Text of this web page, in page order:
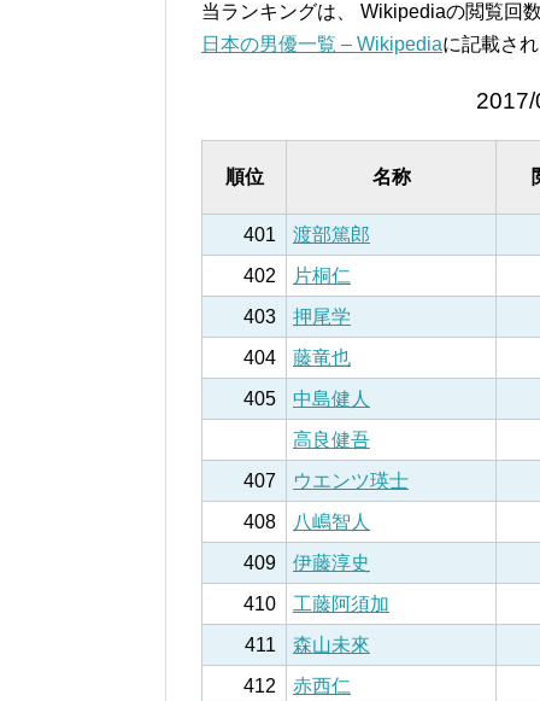
当ランキングは、 Wikipediaの閲覧回
日本の男優一覧 – Wikipediaに記載さ
順位 名称
401
渡部篤郎
402
片桐仁
403
押尾学
404
藤竜也
405
中島健人
高良健吾
407
ウエンツ瑛士
408
八嶋智人
409
伊藤淳史
410
工藤阿須加
411
森山未來
412
赤西仁